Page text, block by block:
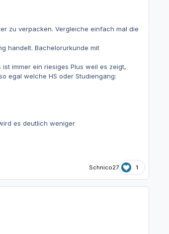
zu verpacken. Vergleiche einfach mal die
handelt. Bachelorurkunde mit
immer ein riesiges Plus weil es zeigt,
egal welche HS oder Studiengang:
es deutlich weniger
Schnico27 1